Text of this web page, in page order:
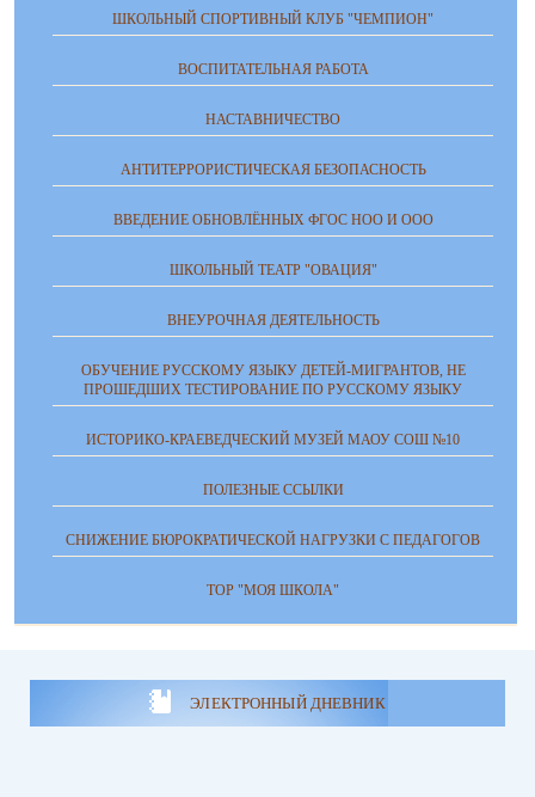
ШКОЛЬНЫЙ СПОРТИВНЫЙ КЛУБ "ЧЕМПИОН"
ВОСПИТАТЕЛЬНАЯ РАБОТА
НАСТАВНИЧЕСТВО
АНТИТЕРРОРИСТИЧЕСКАЯ БЕЗОПАСНОСТЬ
ВВЕДЕНИЕ ОБНОВЛЁННЫХ ФГОС НОО И ООО
ШКОЛЬНЫЙ ТЕАТР "ОВАЦИЯ"
ВНЕУРОЧНАЯ ДЕЯТЕЛЬНОСТЬ
ОБУЧЕНИЕ РУССКОМУ ЯЗЫКУ ДЕТЕЙ-МИГРАНТОВ, НЕ
ПРОШЕДШИХ ТЕСТИРОВАНИЕ ПО РУССКОМУ ЯЗЫКУ
ИСТОРИКО-КРАЕВЕДЧЕСКИЙ МУЗЕЙ МАОУ СОШ №10
ПОЛЕЗНЫЕ ССЫЛКИ
СНИЖЕНИЕ БЮРОКРАТИЧЕСКОЙ НАГРУЗКИ С ПЕДАГОГОВ
ТОР "МОЯ ШКОЛА"
ЭЛЕКТРОННЫЙ ДНЕВНИК